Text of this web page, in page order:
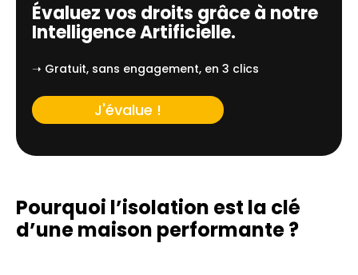
Évaluez vos droits grâce à notre
Intelligence Artificielle.
➝ Gratuit, sans engagement, en 3 clics
J'évalue !
Pourquoi l’isolation est la clé
d’unemaison performante ?